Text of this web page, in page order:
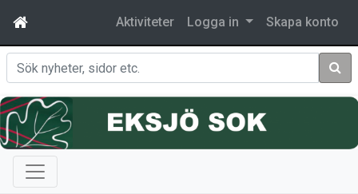
Aktiviteter Logga in Skapa konto
Sök